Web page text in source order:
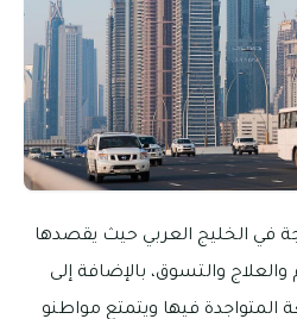
في الخليج العربي حيث يقصدها
والعلاج والتسوق، بالإضافة إلى
المتواجدة فيها ويتمتع مواطنو